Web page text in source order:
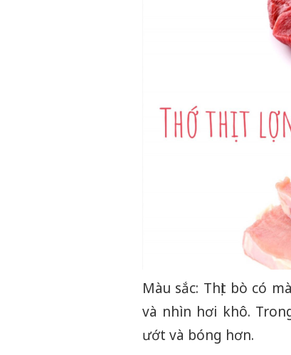
Màu sắc: Thịt bò có
và nhìn hơi khô.
ướt và bóng hơn.